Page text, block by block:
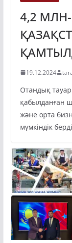
4,2
19.12.2024
Отандық
қабылданған
және орта
мүмкіндік